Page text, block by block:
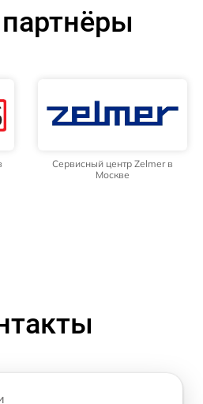
Сервисный центр Zelmer в
Москве